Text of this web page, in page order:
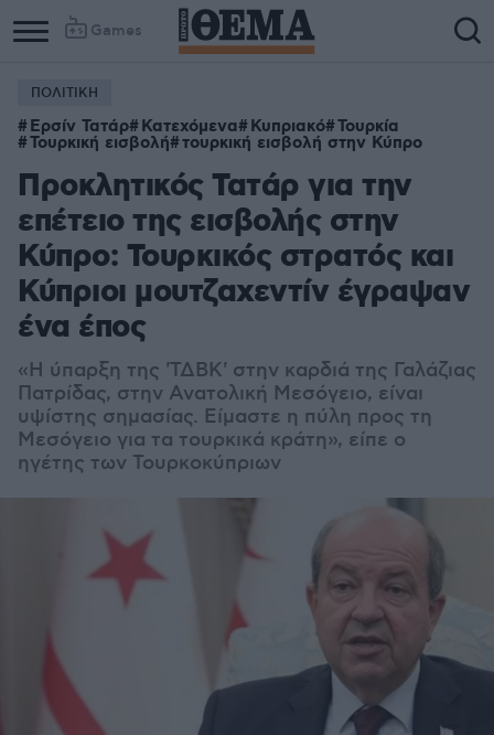
Games
ΠΟΛΙΤΙΚΗ
Ερσίν Τατάρ Κατεχόμενα Κυπριακό Τουρκία
Τουρκική εισβολή τουρκική εισβολή στην Κύπρο
Προκλητικός Τατάρ για την
επέτειο της εισβολής στην
Κύπρο: Τουρκικός στρατός και
Κύπριοι μουτζαχεντίν έγραψαν
ένα έπος
«Η ύπαρξη της 'ΤΔΒΚ' στην καρδιά της Γαλάζιας
Πατρίδας, στην Ανατολική Μεσόγειο, είναι
υψίστης σημασίας. Είμαστε η πύλη προς τη
Μεσόγειο για τα τουρκικά κράτη», είπε ο
ηγέτης των Τουρκοκύπριων